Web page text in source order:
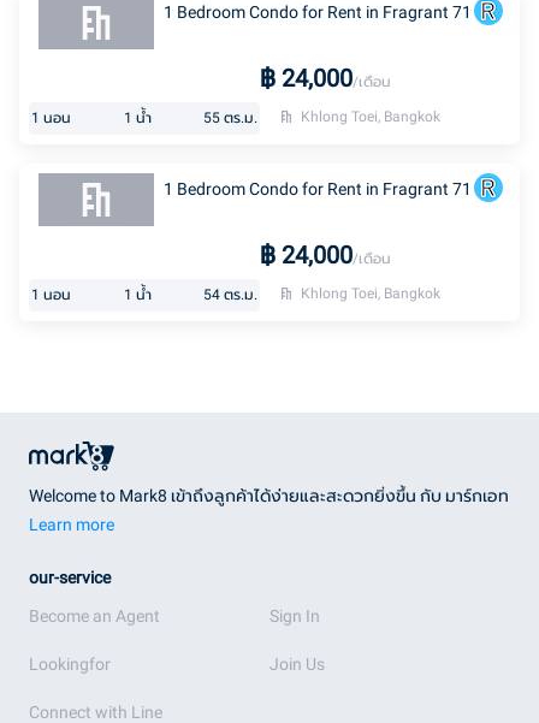
1 Bedroom Condo for Rent in Fragrant 71
฿ 24,000/เดือน
1 นอน 1 น้ำ 55 ตร.ม. Khlong Toei, Bangkok
1 Bedroom Condo for Rent in Fragrant 71
฿ 24,000/เดือน
1 นอน 1 น้ำ 54 ตร.ม. Khlong Toei, Bangkok
Welcome to Mark8 เข้าถึงลูกค้าได้ง่ายและสะดวกยิ่งขึ้น กับ มาร์กเอท
Learn more
our-service
Become an Agent
Lookingfor
Connect with Line
Sign In
Join Us